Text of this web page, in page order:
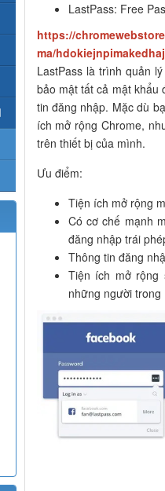
LastPass: Free
https://
ma/
LastPass là trình quản
bảo mật tất cả mật khẩu
tin đăng nhập. Mặc dù
ích mở rộng Chrome,
trên thiết bị của mình.
Ưu điểm:
Tiện ích mở rộng
Có cơ chế mạnh
đăng nhập trái
Thông tin đăng
Tiện ích mở rộng
những người trong